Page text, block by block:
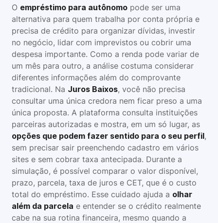
O empréstimo para autônomo pode ser uma
alternativa para quem trabalha por conta própria e
precisa de crédito para organizar dívidas, investir
no negócio, lidar com imprevistos ou cobrir uma
despesa importante. Como a renda pode variar de
um mês para outro, a análise costuma considerar
diferentes informações além do comprovante
tradicional. Na Juros Baixos, você não precisa
consultar uma única credora nem ficar preso a uma
única proposta. A plataforma consulta instituições
parceiras autorizadas e mostra, em um só lugar, as
opções que podem fazer sentido para o seu perfil,
sem precisar sair preenchendo cadastro em vários
sites e sem cobrar taxa antecipada. Durante a
simulação, é possível comparar o valor disponível,
prazo, parcela, taxa de juros e CET, que é o custo
total do empréstimo. Esse cuidado ajuda a olhar
além da parcela e entender se o crédito realmente
cabe na sua rotina financeira, mesmo quando a